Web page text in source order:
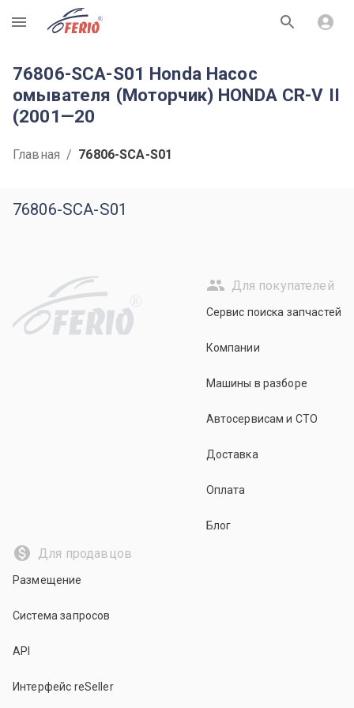
R
76806-SCA-S01 Honda Насос
омывателя (Моторчик) HONDA CR-V II
(2001—20
Главная / 76806-SCA-S01
76806-SCA-S01
R
Для покупателей
Сервис поиска запчастей
Компании
Машины в разборе
Автосервисам и СТО
Доставка
Оплата
Блог
Для продавцов
Размещение
Система запросов
API
Интерфейс reSeller